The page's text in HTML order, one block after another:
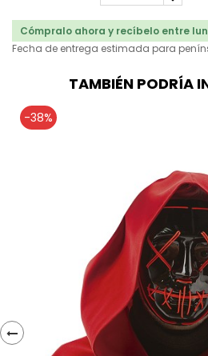
Cómpralo ahora y recíbelo entre
Fecha de entrega estimada para
TAMBIÉN PODRÍA
-38%